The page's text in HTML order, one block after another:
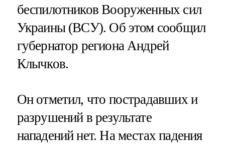
беспилотников Вооруженных сил
Украины (ВСУ). Об этом сообщил
губернатор региона Андрей
Клычков.
Он отметил, что пострадавших и
разрушений в результате
нападений нет. На местах падения